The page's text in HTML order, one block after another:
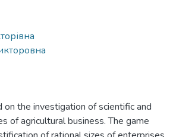
on the investigation of scientific and
of agricultural business. The game